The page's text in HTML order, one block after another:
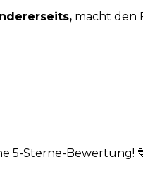
macht den
5-Sterne-Bewertung!